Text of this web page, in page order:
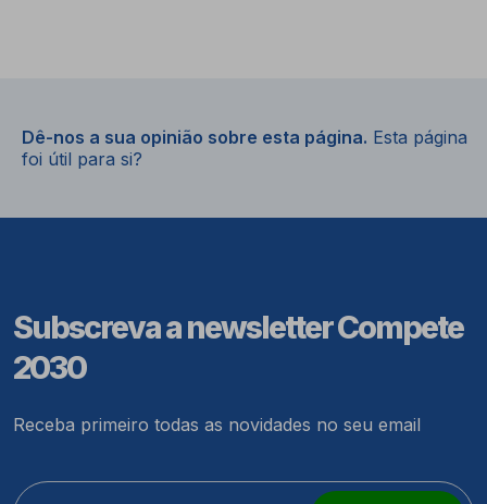
Dê-nos a sua opinião sobre esta página. Esta página
foi útil para si?
Subscreva a newsletter Compete
2030
Receba primeiro todas as novidades no seu email